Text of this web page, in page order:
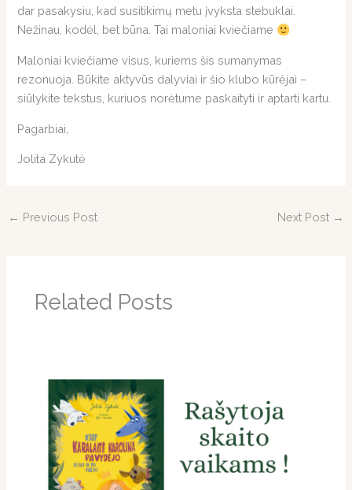
dar pasakysiu, kad susitikimų metu įvyksta stebuklai.
Nežinau, kodėl, bet būna. Tai maloniai kviečiame
Maloniai kviečiame visus, kuriems šis sumanymas
rezonuoja. Būkite aktyvūs dalyviai ir šio klubo kūrėjai –
siūlykite tekstus, kuriuos norėtume paskaityti ir aptarti kartu.
Pagarbiai,
Jolita Zykutė
← Previous Post Next Post →
Related Posts